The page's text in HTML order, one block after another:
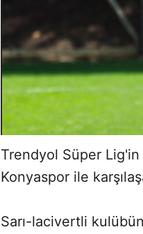
Trendyol Süper Lig'in
Konyaspor ile
Sarı-lacivertli kulübün